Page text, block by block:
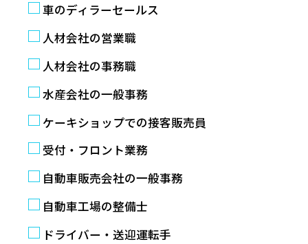
車のディラーセールス
人材会社の営業職
人材会社の事務職
水産会社の一般事務
ケーキショップでの接客販売員
受付・フロント業務
自動車販売会社の一般事務
自動車工場の整備士
ドライバー・送迎運転手